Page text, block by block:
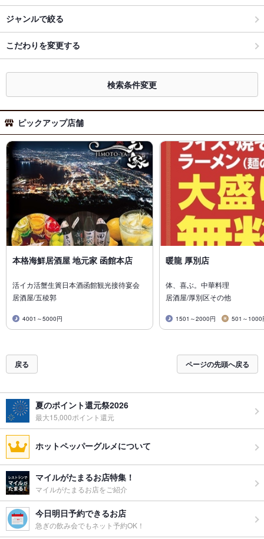
ジャンルで絞る
こだわりを変更する
検索条件変更
ピックアップ店舗
本格海鮮居酒屋 地元家 函館本店
活イカ活蟹生簀日本酒函館観光接待宴会
居酒屋/五稜郭
4001～5000円
暖龍 厚別店
体、喜ぶ。中華料理
居酒屋/厚別区その他
1501～2000円 501～1000
戻る ページの先頭へ戻る
夏のポイント還元祭2026
最大15,000ポイント還元
ホットペッパーグルメについて
マイルがたまるお店特集！
マイルがたまるお店をご紹介
今日明日予約できるお店
急ぎの飲み会でもネット予約OK！